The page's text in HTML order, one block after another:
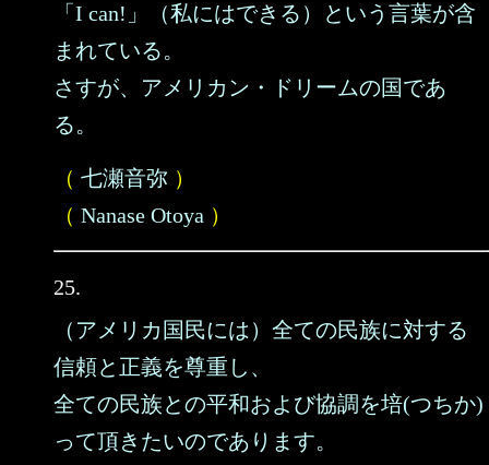
「I can!」（私にはできる）という言葉が含
まれている。
さすが、アメリカン・ドリームの国であ
る。
（ 七瀬音弥 ）
（ Nanase Otoya ）
25.
（アメリカ国民には）全ての民族に対する
信頼と正義を尊重し、
全ての民族との平和および協調を培(つちか)
って頂きたいのであります。